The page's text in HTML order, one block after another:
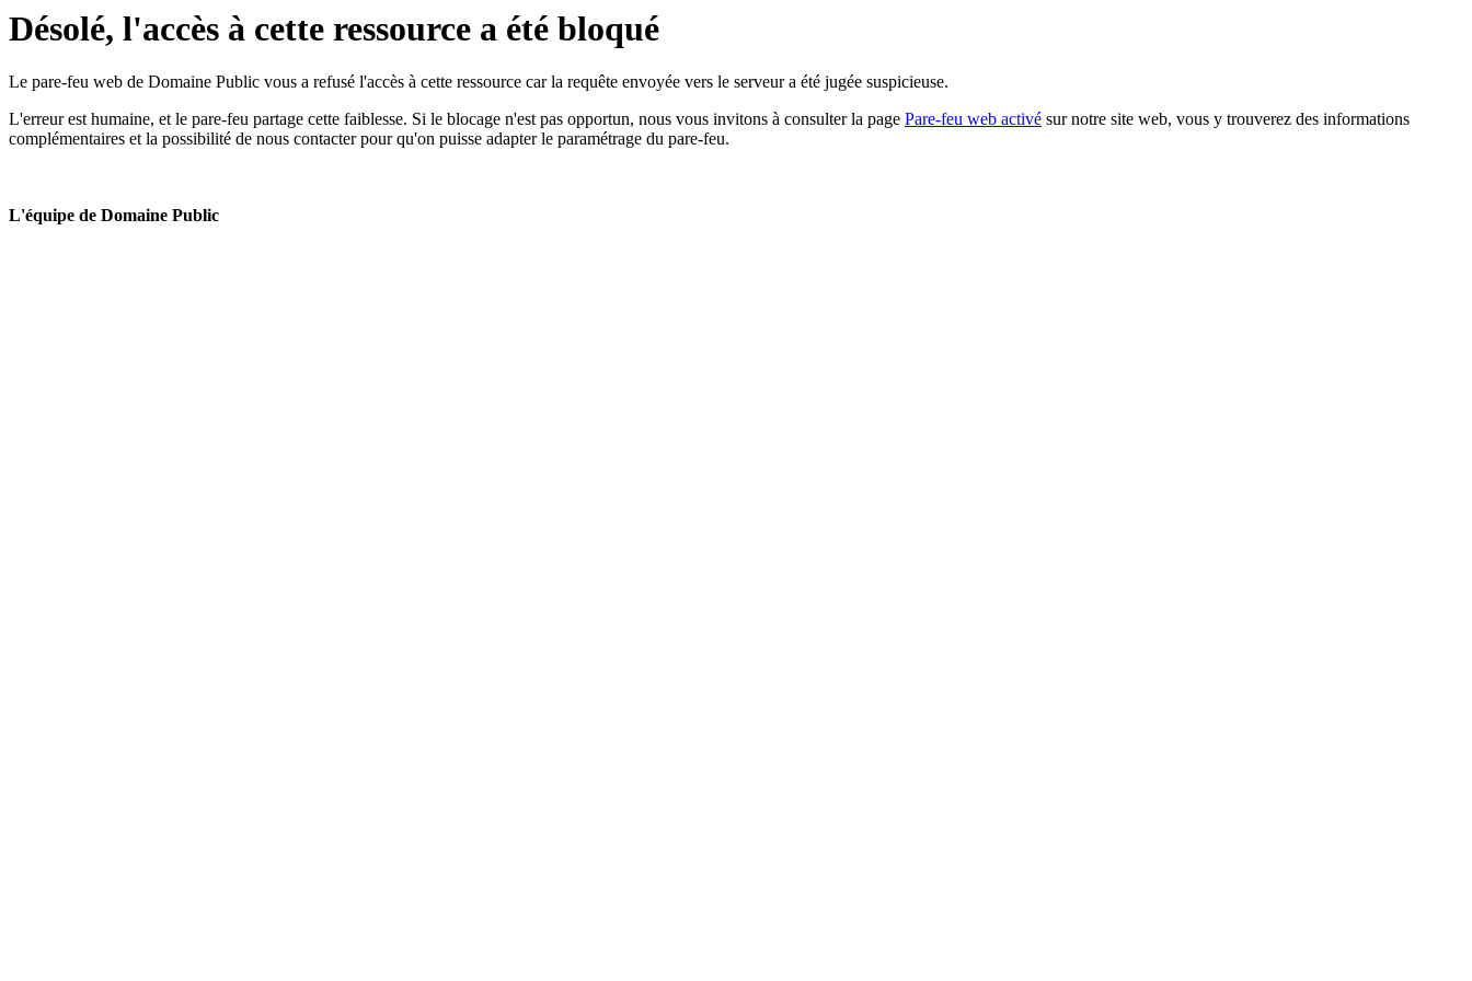
Désolé, l'accès à cette ressource a été bloqué
Le pare-feu web de Domaine Public vous a refusé l'accès à cette ressource car la requête envoyée vers le serveur a été jugée suspicieuse.
L'erreur est humaine, et le pare-feu partage cette faiblesse. Si le blocage n'est pas opportun, nous vous invitons à consulter la page Pare-feu web activé sur notre site web, vous y trouverez des informations
complémentaires et la possibilité de nous contacter pour qu'on puisse adapter le paramétrage du pare-feu.
L'équipe de Domaine Public